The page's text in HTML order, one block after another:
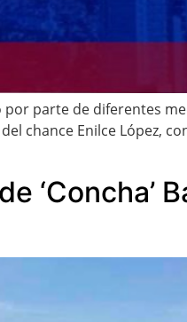
parte de diferentes
chance Enilce López,
‘Concha’